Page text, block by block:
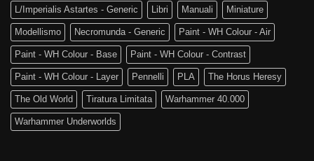
L/Imperialis Astartes - Generic Libri Manuali Miniature
Modellismo Necromunda - Generic Paint - WH Colour - Air
Paint - WH Colour - Base Paint - WH Colour - Contrast
Paint - WH Colour - Layer Pennelli PLA The Horus Heresy
The Old World Tiratura Limitata Warhammer 40.000
Warhammer Underworlds